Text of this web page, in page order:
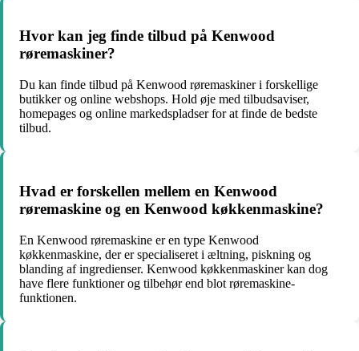
Hvor kan jeg finde tilbud på Kenwood
røremaskiner?
Du kan finde tilbud på Kenwood røremaskiner i forskellige
butikker og online webshops. Hold øje med tilbudsaviser,
homepages og online markedspladser for at finde de bedste
tilbud.
Hvad er forskellen mellem en Kenwood
røremaskine og en Kenwood køkkenmaskine?
En Kenwood røremaskine er en type Kenwood
køkkenmaskine, der er specialiseret i æltning, piskning og
blanding af ingredienser. Kenwood køkkenmaskiner kan dog
have flere funktioner og tilbehør end blot røremaskine-
funktionen.